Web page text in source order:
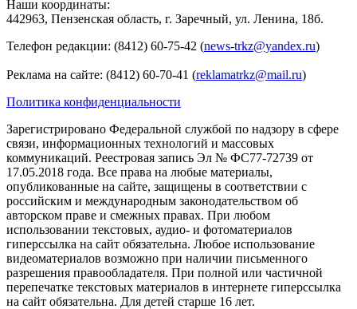
Наши координаты:
442963, Пензенская область, г. Заречный, ул. Ленина, 18б.
Телефон редакции: (8412) 60-75-42 (news-trkz@yandex.ru)
Реклама на сайте: (8412) 60-70-41 (reklamatrkz@mail.ru)
Политика конфиденциальности
Зарегистрировано Федеральной службой по надзору в сфере
связи, информационных технологий и массовых
коммуникаций. Реестровая запись Эл № ФС77-72739 от
17.05.2018 года. Все права на любые материалы,
опубликованные на сайте, защищены в соответствии с
российским и международным законодательством об
авторском праве и смежных правах. При любом
использовании текстовых, аудио- и фотоматериалов
гиперссылка на сайт обязательна. Любое использование
видеоматериалов возможно при наличии письменного
разрешения правообладателя. При полной или частичной
перепечатке текстовых материалов в интернете гиперссылка
на сайт обязательна. Для детей старше 16 лет.